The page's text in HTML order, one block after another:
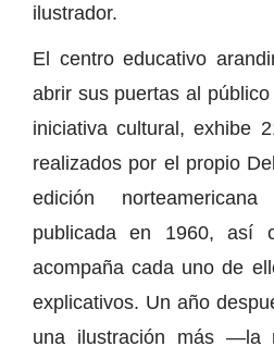
ilustrador.
El centro educativo
abrir sus puertas al
iniciativa cultural, exhibe
realizados por el propio
edición
publicada en 1960, así
acompaña cada uno de
explicativos. Un año
una ilustración más —la